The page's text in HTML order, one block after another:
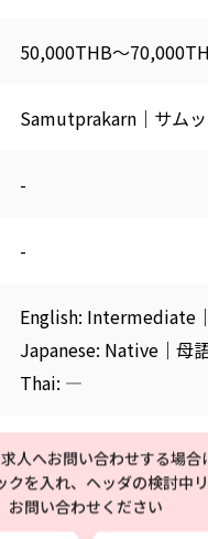
50,000THB～
Samutprakarn｜サム
-
-
English: Intermediate
Japanese: Native｜母
Thai: ―
人へお問い合わせする場合
クを入れ、ヘッダの検討中
お問い合わせください